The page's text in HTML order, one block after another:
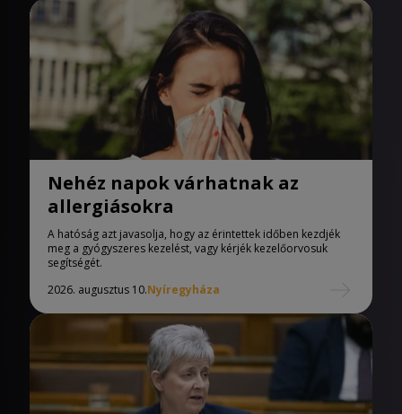
Nehéz napok várhatnak az
allergiásokra
A hatóság azt javasolja, hogy az érintettek időben kezdjék
meg a gyógyszeres kezelést, vagy kérjék kezelőorvosuk
segítségét.
2026. augusztus 10.Nyíregyháza